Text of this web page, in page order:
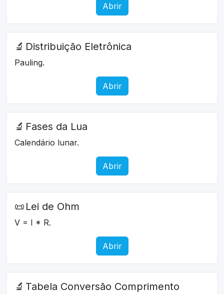
Abrir
🔬 Distribuição Eletrônica
Pauling.
Abrir
🔬 Fases da Lua
Calendário lunar.
Abrir
📜 Lei de Ohm
V = I * R.
Abrir
🔬 Tabela Conversão Comprimento